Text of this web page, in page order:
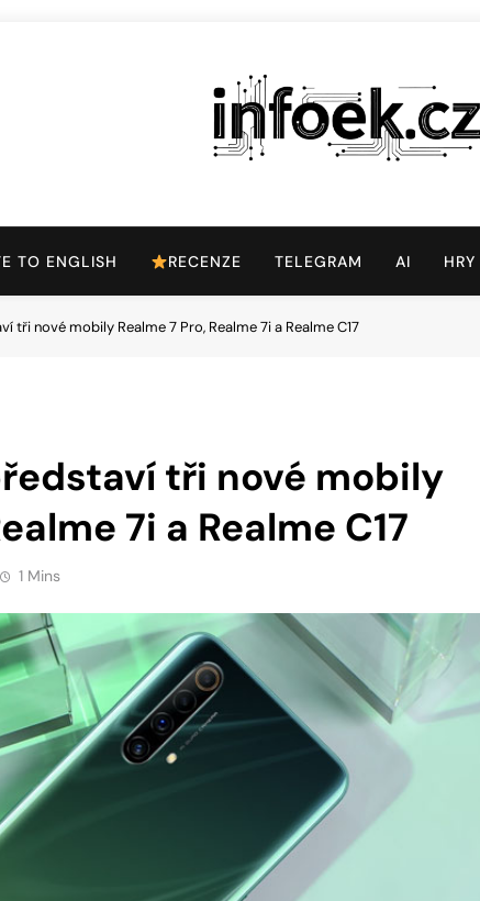
Infoek.cz
TO ENGLISH RECENZE TELEGRAM AI
tři nové mobily Realme 7 Pro, Realme 7i a Realme C17
tři nové mobily
7i a Realme C17
1 Mins